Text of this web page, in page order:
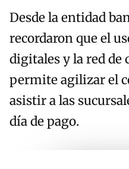
Desde la entidad
recordaron que el
digitales y la red de
permite agilizar el
asistir a las
día de pago.